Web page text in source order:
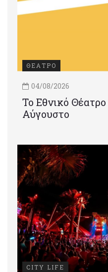
ΘΕΑΤΡΟ
04/08/2026
Το Εθνικό
Αύγουστο
CITY LIFE